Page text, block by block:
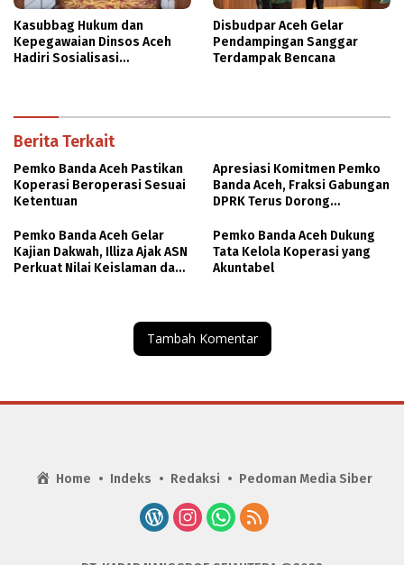
Kasubbag Hukum dan
Kepegawaian Dinsos Aceh
Hadiri Sosialisasi
Disbudpar Aceh Gelar
Pendampingan Sanggar
Terdampak Bencana
Berita Terkait
Pemko Banda Aceh Pastikan
Koperasi Beroperasi Sesuai
Ketentuan
Apresiasi Komitmen Pemko
Banda Aceh, Fraksi Gabungan
DPRK Terus Dorong
Peningkatan PAD
Pemko Banda Aceh Gelar
Kajian Dakwah, Illiza Ajak ASN
Perkuat Nilai Keislaman dan
Pemko Banda Aceh Dukung
Tata Kelola Koperasi yang
Akuntabel
Tambah Komentar
Home Indeks Redaksi Pedoman Media Siber